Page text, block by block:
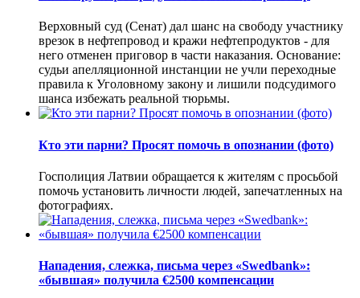
Верховный суд (Сенат) дал шанс на свободу участнику
врезок в нефтепровод и кражи нефтепродуктов - для
него отменен приговор в части наказания. Основание:
судьи апелляционной инстанции не учли переходные
правила к Уголовному закону и лишили подсудимого
шанса избежать реальной тюрьмы.
Кто эти парни? Просят помочь в опознании (фото)
Госполиция Латвии обращается к жителям с просьбой
помочь установить личности людей, запечатленных на
фотографиях.
Нападения, слежка, письма через «Swedbank»:
«бывшая» получила €2500 компенсации